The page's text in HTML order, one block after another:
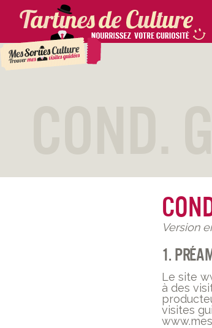
Version
1.
Le site
à des
visites